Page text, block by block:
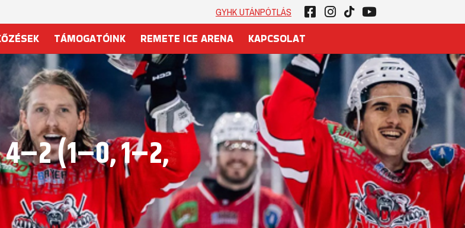
GYHK UTÁNPÓTLÁS
TÁMOGATÓINK REMETE ICE ARENA KAPCSOLAT
4–2 (1–0, 1–2,